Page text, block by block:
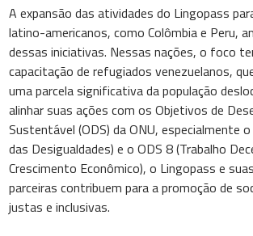
A expansão das atividades do Lingopass
latino-americanos, como Colômbia e Peru,
dessas iniciativas. Nessas nações, o foco
capacitação de refugiados venezuelanos,
uma parcela significativa da população
alinhar suas ações com os Objetivos de
Sustentável (ODS) da ONU, especialmente
das Desigualdades) e o ODS 8 (Trabalho
Crescimento Econômico), o Lingopass e
parceiras contribuem para a promoção de
justas e inclusivas.